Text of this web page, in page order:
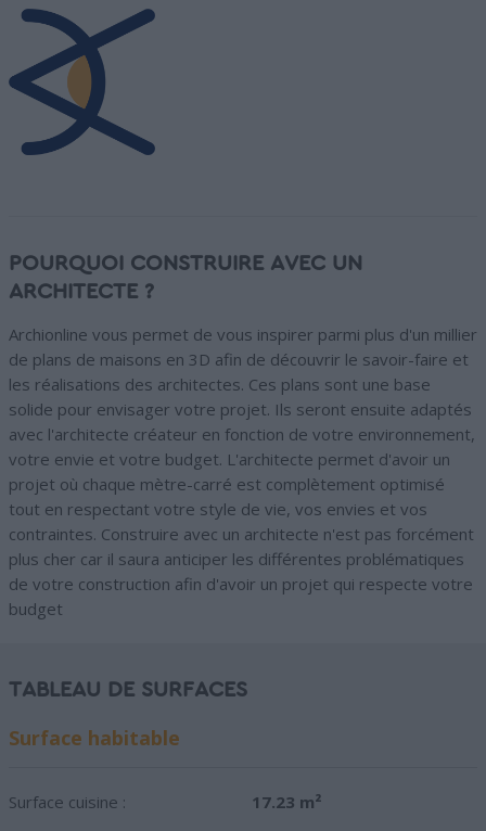
POURQUOI CONSTRUIRE AVEC UN
ARCHITECTE ?
Archionline vous permet de vous inspirer parmi plus d'un millier
de plans de maisons en 3D afin de découvrir le savoir-faire et
les réalisations des architectes. Ces plans sont une base
solide pour envisager votre projet. Ils seront ensuite adaptés
avec l'architecte créateur en fonction de votre environnement,
votre envie et votre budget. L'architecte permet d'avoir un
projet où chaque mètre-carré est complètement optimisé
tout en respectant votre style de vie, vos envies et vos
contraintes. Construire avec un architecte n'est pas forcément
plus cher car il saura anticiper les différentes problématiques
de votre construction afin d'avoir un projet qui respecte votre
budget
TABLEAU DE SURFACES
Surface habitable
Surface cuisine :
17.23 m²